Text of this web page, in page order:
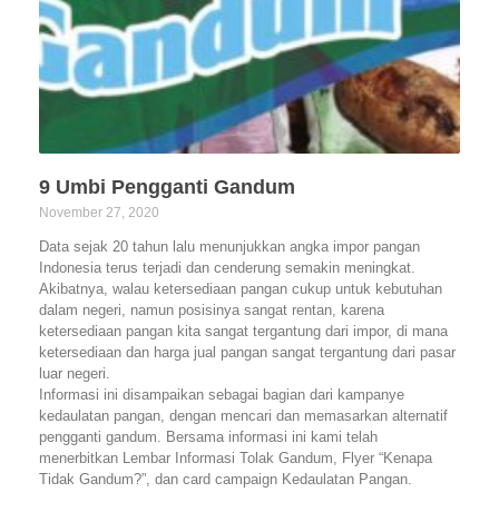
9 Umbi Pengganti Gandum
November 27, 2020
Data sejak 20 tahun lalu menunjukkan angka impor pangan
Indonesia terus terjadi dan cenderung semakin meningkat.
Akibatnya, walau ketersediaan pangan cukup untuk kebutuhan
dalam negeri, namun posisinya sangat rentan, karena
ketersediaan pangan kita sangat tergantung dari impor, di mana
ketersediaan dan harga jual pangan sangat tergantung dari pasar
luar negeri.
Informasi ini disampaikan sebagai bagian dari kampanye
kedaulatan pangan, dengan mencari dan memasarkan alternatif
pengganti gandum. Bersama informasi ini kami telah
menerbitkan Lembar Informasi Tolak Gandum, Flyer “Kenapa
Tidak Gandum?”, dan card campaign Kedaulatan Pangan.